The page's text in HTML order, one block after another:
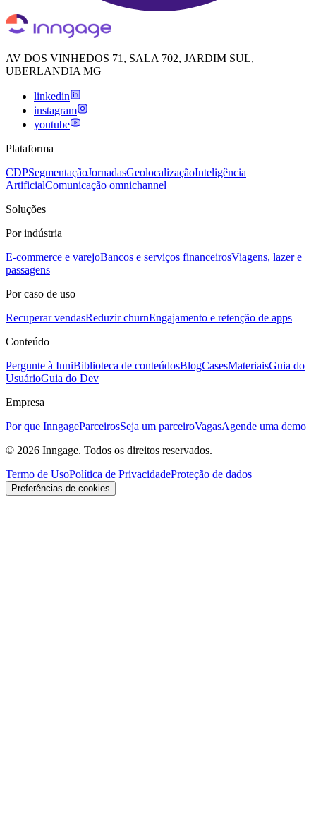
AV DOS VINHEDOS 71, SALA 702, JARDIM SUL,
UBERLANDIA MG
linkedin
instagram
youtube
Plataforma
CDPSegmentaçãoJornadasGeolocalizaçãoInteligência
ArtificialComunicação omnichannel
Soluções
Por indústria
E-commerce e varejoBancos e serviços financeirosViagens, lazer e
passagens
Por caso de uso
Recuperar vendasReduzir churnEngajamento e retenção de apps
Conteúdo
Pergunte à InniBiblioteca de conteúdosBlogCasesMateriaisGuia do
UsuárioGuia do Dev
Empresa
Por que InngageParceirosSeja um parceiroVagasAgende uma demo
© 2026 Inngage. Todos os direitos reservados.
Termo de UsoPolítica de PrivacidadeProteção de dados
Preferências de cookies